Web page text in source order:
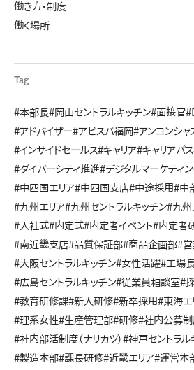
働き方・制度
働く場所
Tag
#本部長#岡山セントラルキッチン#面接官
#アドバイザー#アビスパ福岡#アンコンシャ
#インサイドセールス#キャリア#キャリアパス
#ダイバーシティ推進#デジタルマーケティ
#中四国エリア#中四国支店#中途採用#中
#九州エリア#九州セントラルキッチン#九州
#入社式#内定式#内定者イベント#内定者
#南近畿支店#品質保証部#商品企画部#
#大阪セントラルキッチン#女性活躍#工場
#広島セントラルキッチン#従業員相談室#
#教育研修課#新人研修#新卒採用#東海エ
#理系女性#生産管理部#研修#社内公募
#社内部活制度（ナリカツ） #神戸セントラル
#製造本部#課長研修#近畿エリア#運営本